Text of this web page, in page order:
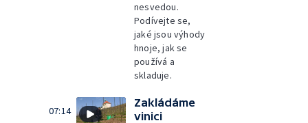
nesvedou.
Podívejte se,
jaké jsou výhody
hnoje, jak se
používá a
skladuje.
07:14
Zakládáme
vinici